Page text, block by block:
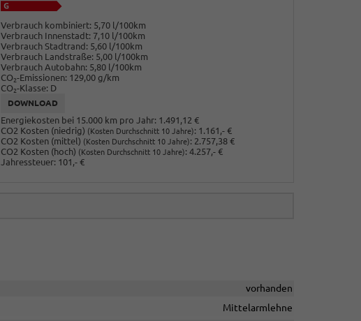
Verbrauch kombiniert: 5,70 l/100km
Verbrauch Innenstadt: 7,10 l/100km
Verbrauch Stadtrand: 5,60 l/100km
Verbrauch Landstraße: 5,00 l/100km
Verbrauch Autobahn: 5,80 l/100km
CO2-Emissionen: 129,00 g/km
CO2-Klasse: D
DOWNLOAD
Energiekosten bei 15.000 km pro Jahr: 1.491,12 €
CO2 Kosten (niedrig) (Kosten Durchschnitt 10 Jahre): 1.161,- €
CO2 Kosten (mittel) (Kosten Durchschnitt 10 Jahre): 2.757,38 €
CO2 Kosten (hoch) (Kosten Durchschnitt 10 Jahre): 4.257,- €
Jahressteuer: 101,- €
vorhanden
Mittelarmlehne